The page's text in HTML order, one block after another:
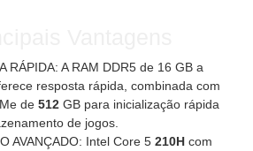
RÁPIDA: A RAM DDR5 de 16 GB a
resposta rápida, combinada com
de 512 GB para inicialização rápida
de jogos.
AVANÇADO: Intel Core 5 210H com